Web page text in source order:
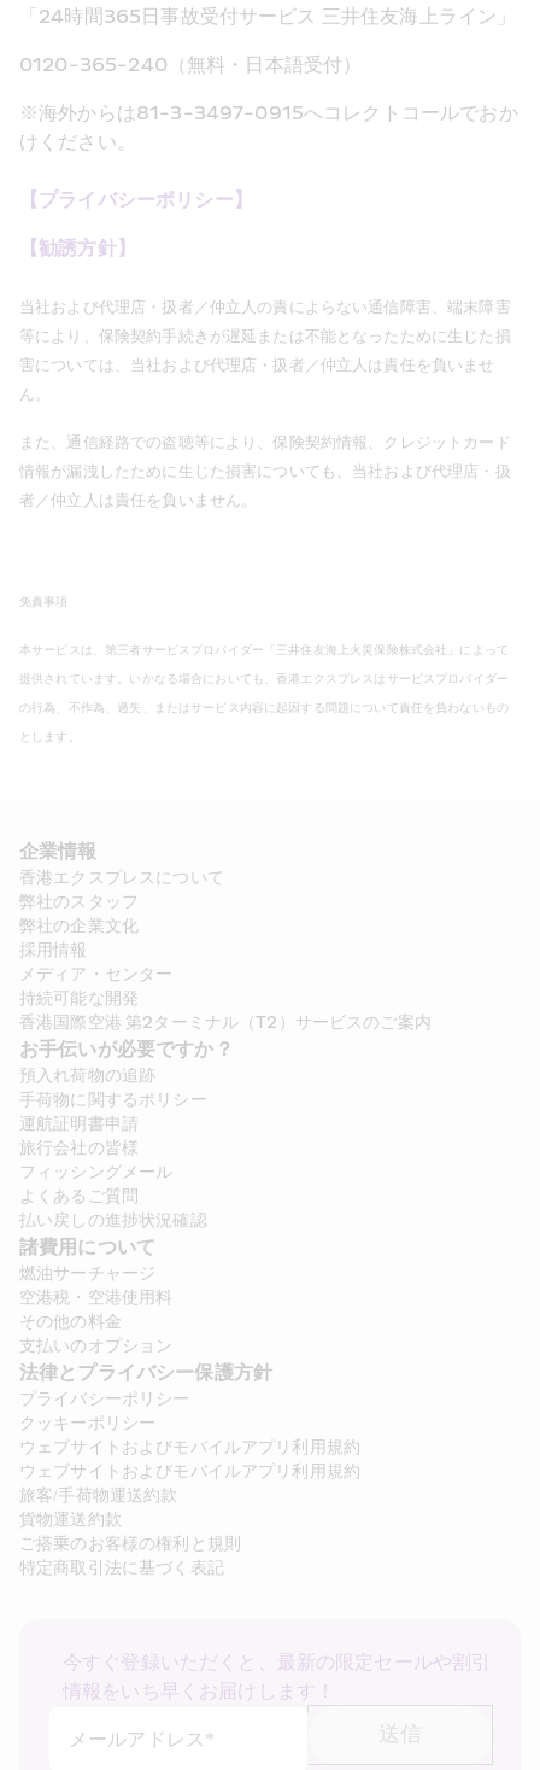
「 24時間 365 日事故受付サービス 三井住友海上ライン」
0120-365-240 （無料 ・ 日本語受付）
※海外からは81-3-3497-0915へコレクトコールでおか
けください。
【プライバシーポリシー】
【勧誘方針】
当社および代理店 ・扱者／仲立人の責によらない通信障害、端末障害
等により、保険契約手続きが遅延または不能となったために生じた損
害については、当社および代理店 ・扱者／仲立人は責任を負いませ
ん。
また、通信経路での盗聴等により、保険契約情報、クレジットカード
情報が漏洩したために生じた損害についても、当社および代理店 ・ 扱
者／仲立人は責任を負いません。
免責事項
本サービスは、第三者サービスプロバイダー「三井住友海上火災保険株式会社」によって
提供されています。いかなる場合においても、香港エクスプレスはサービスプロバイダー
の行為、不作為、過失、またはサービス内容に起因する問題について責任を負わないもの
とします。
企業情報
香港エクスプレスについて
弊社のスタッフ
弊社の企業文化
採用情報
メディア・センター
持続可能な開発
香港国際空港 第2ターミナル（T2）サービスのご案内
お手伝いが必要ですか？
預入れ荷物の追跡
手荷物に関するポリシー
運航証明書申請
旅行会社の皆様
フィッシングメール
よくあるご質問
払い戻しの進捗状況確認
諸費用について
燃油サーチャージ
空港税・空港使用料
その他の料金
支払いのオプション
法律とプライバシー保護方針
プライバシーポリシー
クッキーポリシー
ウェブサイトおよびモバイルアプリ利用規約
ウェブサイトおよびモバイルアプリ利用規約
旅客/手荷物運送約款
貨物運送約款
ご搭乗のお客様の権利と規則
特定商取引法に基づく表記
今すぐ登録いただくと、最新の限定セールや割引
情報をいち早くお届けします！
メールアドレス*
送信